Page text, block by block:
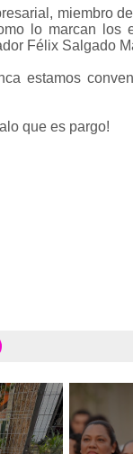
miembro
lo marcan
Félix Salgado
estamos
que es pargo!